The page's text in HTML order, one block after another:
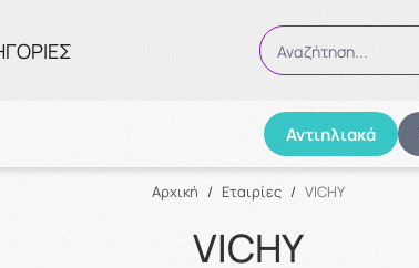
Αναζήτηση...
Αντιηλιακά
Αναζήτηση
Αρχική / Εταιρίες / VICHY
VICHY